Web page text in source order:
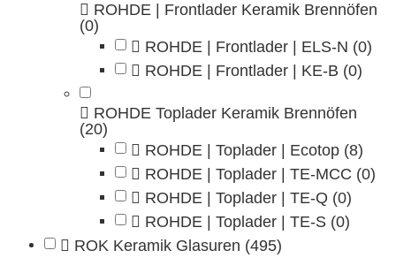
ROHDE | Frontlader Keramik Brennöfen
(0)
ROHDE | Frontlader | ELS-N (0)
ROHDE | Frontlader | KE-B (0)
ROHDE Toplader Keramik Brennöfen
(20)
ROHDE | Toplader | Ecotop (8)
ROHDE | Toplader | TE-MCC (0)
ROHDE | Toplader | TE-Q (0)
ROHDE | Toplader | TE-S (0)
ROK Keramik Glasuren (495)